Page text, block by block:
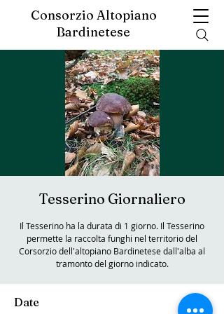
Consorzio Altopiano
Bardinetese
Tesserino Giornaliero
Il Tesserino ha la durata di 1 giorno. Il Tesserino
permette la raccolta funghi nel territorio del
Corsorzio dell'altopiano Bardinetese dall'alba al
tramonto del giorno indicato.
Date